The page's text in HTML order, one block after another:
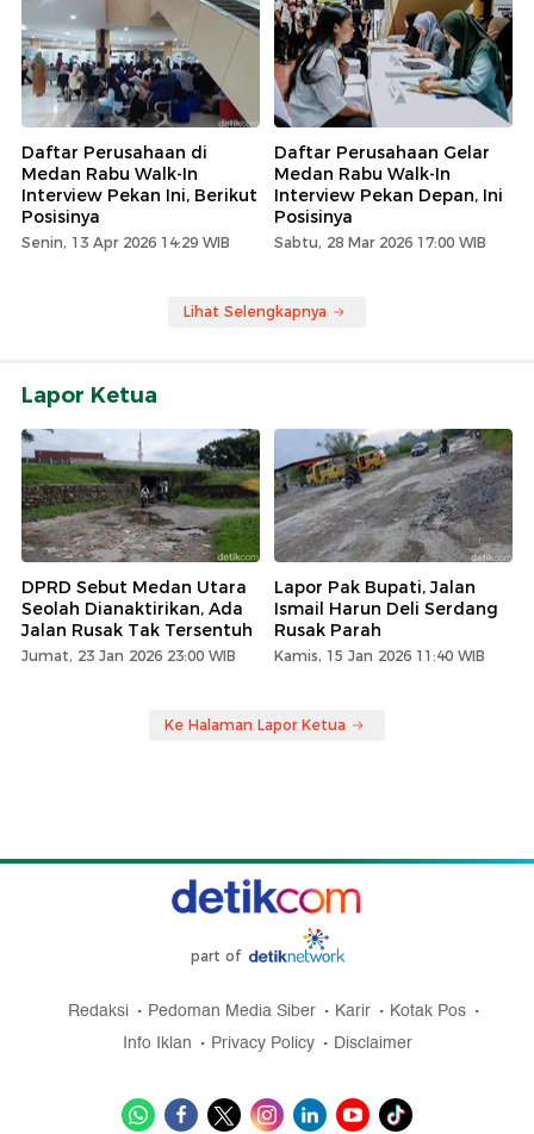
Daftar Perusahaan di
Medan Rabu Walk-In
Interview Pekan Ini, Berikut
Posisinya
Senin, 13 Apr 2026 14:29 WIB
Daftar Perusahaan Gelar
Medan Rabu Walk-In
Interview Pekan Depan, Ini
Posisinya
Sabtu, 28 Mar 2026 17:00 WIB
Lihat Selengkapnya
Lapor Ketua
DPRD Sebut Medan Utara
Seolah Dianaktirikan, Ada
Jalan Rusak Tak Tersentuh
Jumat, 23 Jan 2026 23:00 WIB
Lapor Pak Bupati, Jalan
Ismail Harun Deli Serdang
Rusak Parah
Kamis, 15 Jan 2026 11:40 WIB
Ke Halaman Lapor Ketua
part of
Redaksi Pedoman Media Siber Karir
Kotak Pos
Info Iklan
Privacy Policy Disclaimer